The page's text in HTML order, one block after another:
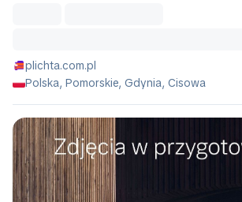
plichta.com.pl
Polska, Pomorskie, Gdynia, Cisowa